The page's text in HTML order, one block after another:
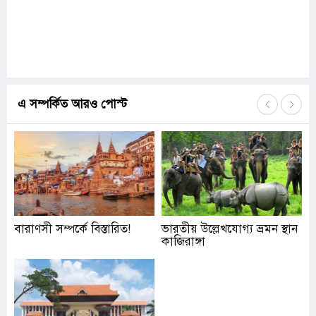
এ সম্পর্কিত আরও পোস্ট
বারাণসী সম্পর্কে বিস্তারিত!
ভারতীয় উল্লেখযোগ্য ভ্রমন স্থান
কাজিরাঙ্গা